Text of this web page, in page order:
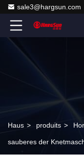
sale3@hargsun.com
Haus > produits >
sauberes der